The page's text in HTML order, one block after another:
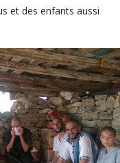
et des enfants aussi